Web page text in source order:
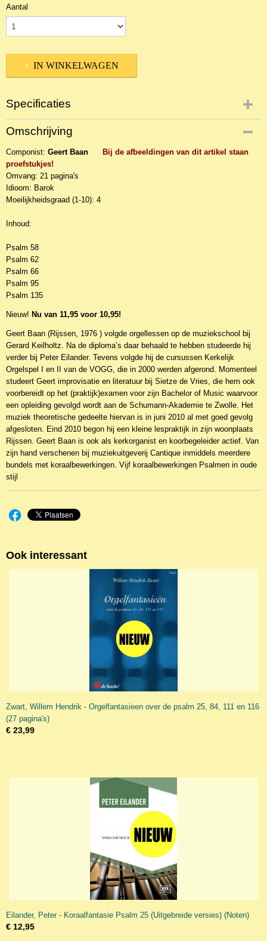
Aantal
IN WINKELWAGEN
Specificaties
Productcode
NBLNOr-5956
EAN code
Opus10-371
Omschrijving
Componist: Geert Baan
Bij de afbeeldingen van dit artikel staan
proefstukjes!
Omvang: 21 pagina's
Idioom: Barok
Moeilijkheidsgraad (1-10): 4
Inhoud:
Psalm 58
Psalm 62
Psalm 66
Psalm 95
Psalm 135
Nieuw! Nu van 11,95 voor 10,95!
Geert Baan (Rijssen, 1976 ) volgde orgellessen op de muziekschool bij
Gerard Keilholtz. Na de diploma’s daar behaald te hebben studeerde hij
verder bij Peter Eilander. Tevens volgde hij de cursussen Kerkelijk
Orgelspel I en II van de VOGG, die in 2000 werden afgerond. Momenteel
studeert Geert improvisatie en literatuur bij Sietze de Vries, die hem ook
voorbereidt op het (praktijk)examen voor zijn Bachelor of Music waarvoor
een opleiding gevolgd wordt aan de Schumann-Akademie te Zwolle. Het
muziek theoretische gedeelte hiervan is in juni 2010 al met goed gevolg
afgesloten. Eind 2010 begon hij een kleine lespraktijk in zijn woonplaats
Rijssen. Geert Baan is ook als kerkorganist en koorbegeleider actief. Van
zijn hand verschenen bij muziekuitgeverij Cantique inmiddels meerdere
bundels met koraalbewerkingen. Vijf koraalbewerkingen Psalmen in oude
stijl
Ook interessant
Zwart, Willem Hendrik - Orgelfantasieen over de psalm 25, 84, 111 en 116
(27 pagina's)
€ 23,99
Eilander, Peter - Koraalfantasie Psalm 25 (Uitgebreide versies) (Noten)
€ 12,95